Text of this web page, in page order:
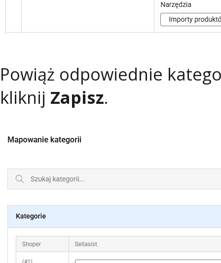
Powiąż odpowiednie
kliknij Zapisz.